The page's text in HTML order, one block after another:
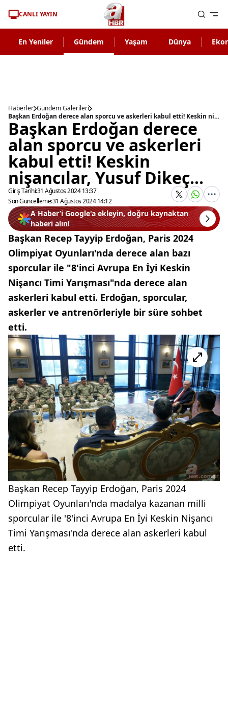
CANLI YAYIN
En Yeniler Gündem Yaşam Dünya
Haberler Gündem Galerileri
Başkan Erdoğan derece alan sporcu ve askerleri kabul etti! Keskin nişancılar, Yusuf Dikeç...
Başkan Erdoğan derece
alan sporcu ve askerleri
kabul etti! Keskin
nişancılar, Yusuf Dikeç...
Giriş Tarihi:31 Ağustos 2024 13:37
Son Güncelleme:31 Ağustos 2024 14:12
A Haber’i Google'a ekleyin, doğru kaynaktan
haberi alın!
Başkan Recep Tayyip Erdoğan, Paris 2024
Olimpiyat Oyunları'nda derece alan bazı
sporcular ile "8'inci Avrupa En İyi Keskin
Nişancı Timi Yarışması"nda derece alan
askerleri kabul etti. Erdoğan, sporcular,
askerler ve antrenörleriyle bir süre sohbet
etti.
Başkan Recep Tayyip Erdoğan, Paris 2024
Olimpiyat Oyunları'nda madalya kazanan milli
sporcular ile '8'inci Avrupa En İyi Keskin Nişancı
Timi Yarışması'nda derece alan askerleri kabul
etti.